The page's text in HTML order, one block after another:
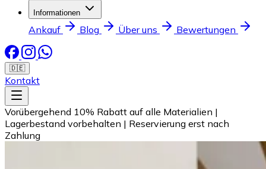
Informationen
Ankauf Blog Über uns Bewertungen
🇩🇪
Kontakt
Vorübergehend 10% Rabatt auf alle Materialien |
Lagerbestand vorbehalten | Reservierung erst nach
Zahlung